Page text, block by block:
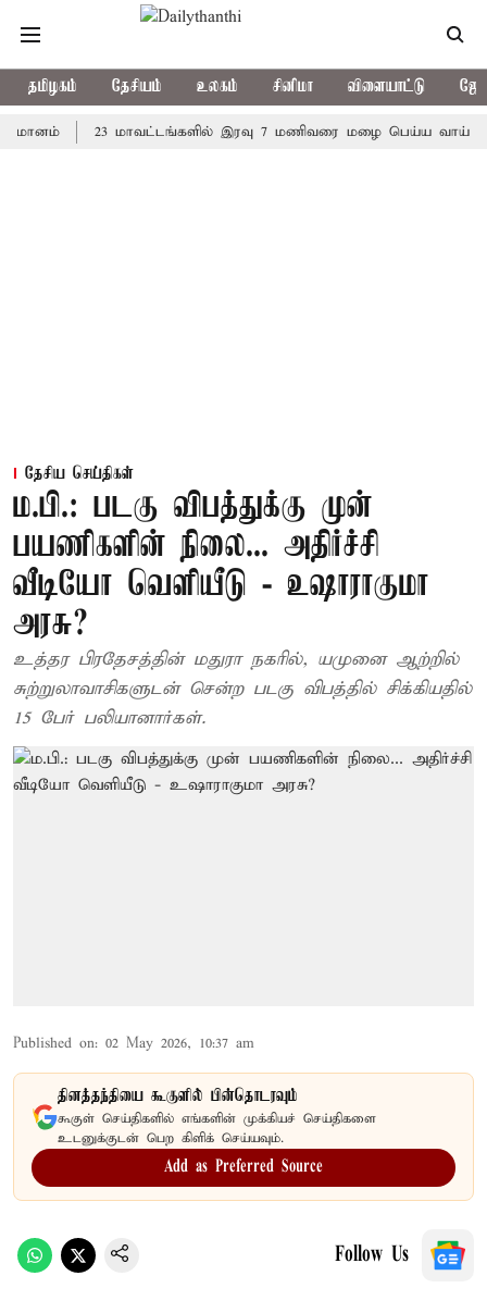
தமிழகம் தேசியம் உலகம் சினிமா விளையாட்டு
23 மாவட்டங்களில் இரவு 7 மணிவரை மழை பெய்ய வாய்ப்பு
தேசிய செய்திகள்
ம.பி.: படகு விபத்துக்கு முன்
பயணிகளின் நிலை... அதிர்ச்சி
வீடியோ வெளியீடு - உஷாராகுமா
அரசு?
உத்தர பிரதேசத்தின் மதுரா நகரில், யமுனை ஆற்றில்
சுற்றுலாவாசிகளுடன் சென்ற படகு விபத்தில் சிக்கியதில்
15 பேர் பலியானார்கள்.
Published on: 02 May 2026, 10:37 am
தினத்தந்தியை கூகுளில் பின்தொடரவும்
கூகுள் செய்திகளில் எங்களின் முக்கியச் செய்திகளை
உடனுக்குடன் பெற கிளிக் செய்யவும்.
Add as Preferred Source
Follow Us